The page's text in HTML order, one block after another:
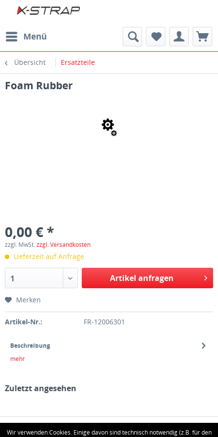
Menü
Übersicht Ersatzteile
Foam Rubber
0,00 € *
zzgl. MwSt.zzgl. Versandkosten
Lieferzeit auf Anfrage
1 Artikel anfragen
Merken
Artikel-Nr.: FR-12006301
Beschreibung
mehr
Zuletzt angesehen
Wir verwenden Cookies. Einige davon sind technisch notwendig (z.B. für den